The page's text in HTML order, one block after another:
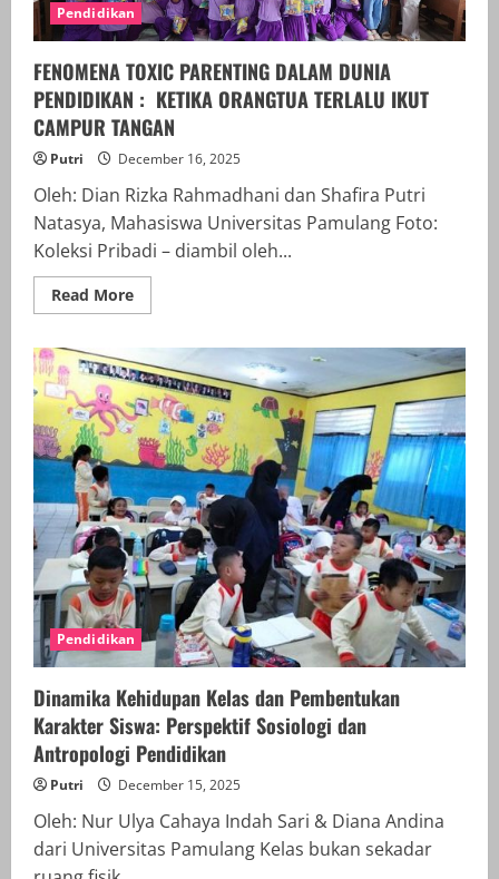
Pendidikan
FENOMENA TOXIC PARENTING DALAM DUNIA
PENDIDIKAN : KETIKA ORANGTUA TERLALU IKUT
CAMPUR TANGAN
Putri December 16, 2025
Oleh: Dian Rizka Rahmadhani dan Shafira Putri
Natasya, Mahasiswa Universitas Pamulang Foto:
Koleksi Pribadi – diambil oleh...
Read MoreRead
more
TOXIC
PARENTING
DALAM
DUNIA
PENDIDIKAN
:
KETIKA
ORANGTUA
TERLALU
IKUT
CAMPUR
TANGAN
Pendidikan
Dinamika Kehidupan Kelas dan Pembentukan
Karakter Siswa: Perspektif Sosiologi dan
Antropologi Pendidikan
Putri December 15, 2025
Oleh: Nur Ulya Cahaya Indah Sari & Diana Andina
dari Universitas Pamulang Kelas bukan sekadar